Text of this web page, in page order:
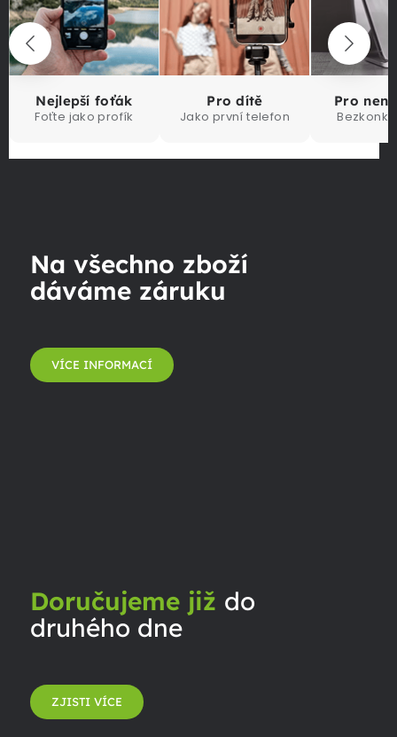
Nejlepší foťák
Foťte jako profík
Pro dítě
Jako první telefon
Pro
Na všechno zboží
dáváme záruku
VÍCE INFORMACÍ
Doručujeme již do
druhého dne
ZJISTI VÍCE